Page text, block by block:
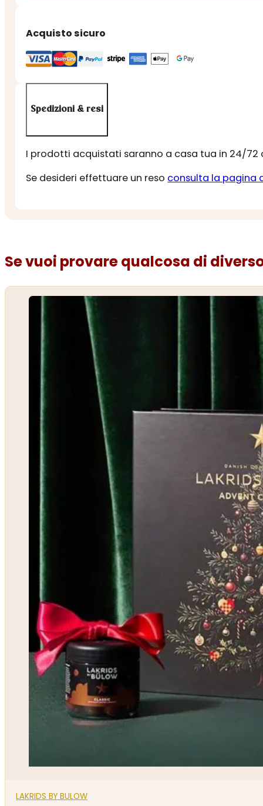
Acquisto sicuro
Spedizioni & resi
I prodotti acquistati saranno a casa tua in 24/72
Se desideri effettuare un reso consulta la pagina
Se vuoi provare qualcosa di
LAKRIDS BY BULOW